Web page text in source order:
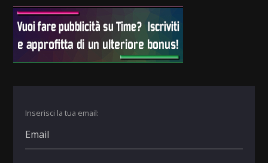
Inserisci la tua email: